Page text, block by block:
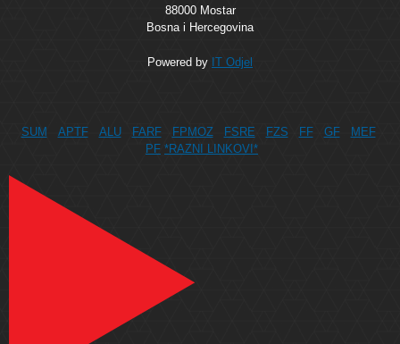
88000 Mostar
Bosna i Hercegovina
Powered by IT Odjel
SUM APTF ALU FARF FPMOZ FSRE FZS FF GF
MEF
PF *RAZNI LINKOVI*